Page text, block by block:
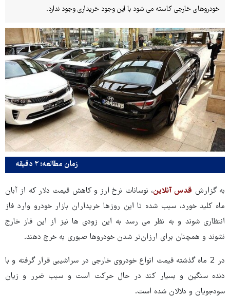
خودروهای خارجی کاسته می شود با این وجود خریداری وجود ندارد.
زمان مطالعه: ۲ دقیقه
به گزارش قدس آنلاین، نوسانات نرخ ارز و کاهش قیمت دلار که از آبان
ماه کلید خورد، سبب شده تا این روزها خریداران بازار خودرو وارد فاز
انتظاری شوند و به نظر می رسد به این زودی ها نیز از این فاز خارج
نشوند و همچنان برای ارزان‌تر شدن خودروها صبوری به خرج دهند.
در 2 ماه گذشته قیمت انواع خودروی خارجی در سراشیبی قرار گرفته و با
دنده سنگین و بسیار کند در حال حرکت است و سبب ضرر و زیان
سودجویان و دلالان شده است.